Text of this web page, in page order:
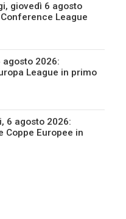
giovedì 6 agosto
League
2026:
League in primo
6 agosto 2026:
Coppe Europee in